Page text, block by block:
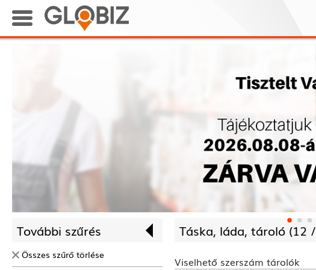
További szűrés
Összes szűrő törlése
Táska, láda, tároló (12 /
Viselhető szerszám tárolók